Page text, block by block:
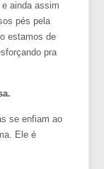
ainda assim
pés pela
estamos de
pra
se enfiam ao
Ele é